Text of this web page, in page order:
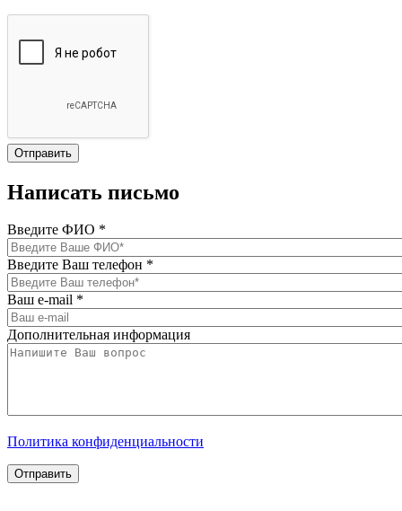
Написать письмо
Введите ФИО *
Введите Ваш телефон *
Ваш e-mail *
Дополнительная информация
Политика конфиденциальности